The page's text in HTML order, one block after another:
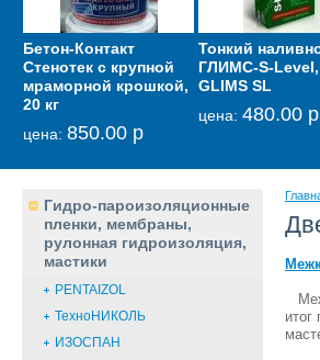
Бетон-Контакт
Стенотек с крупной
мраморной крошкой,
20 кг
цена: 850.00 р
Тонкий
ГЛИМС-S-Level,
GLIMS SL
цена: 480.00 р
Гидро-пароизоляционные
пленки, мембраны,
рулонная гидроизоляция,
мастики
PENTAIZOL
ТехноНИКОЛЬ
ИЗОСПАН